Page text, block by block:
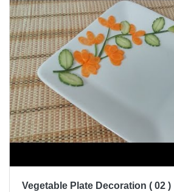
Vegetable Plate Decoration ( 02 )